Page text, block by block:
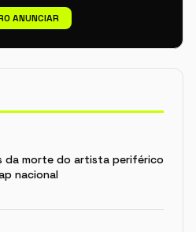
ANUNCIAR
da morte do artista periférico
nacional